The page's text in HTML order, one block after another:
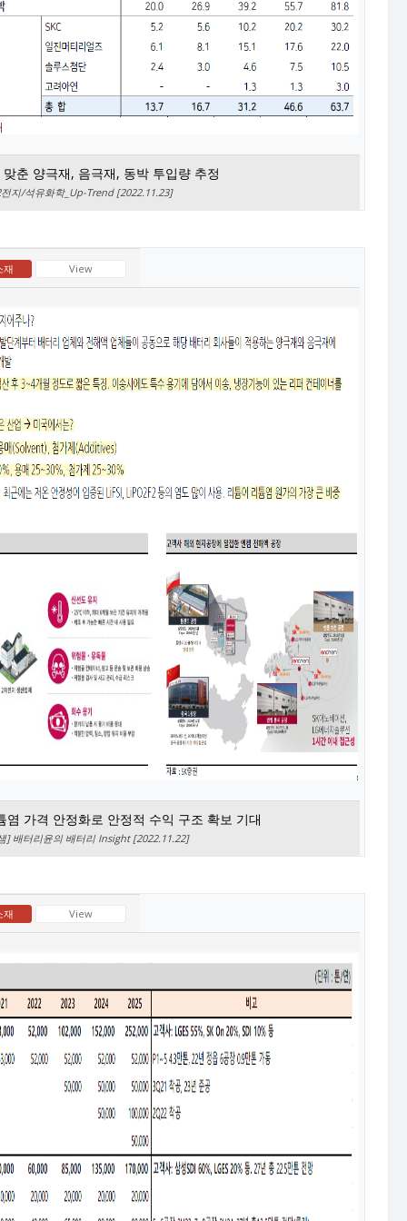
춘 양극재, 음극재, 동박 투입량 추정
지/석유화학_Up-Trend [2022.11.23]
재 View
염 가격 안정화로 안정적 수익 구조 확보 기대
] 배터리윤의 배터리 Insight [2022.11.22]
재 View